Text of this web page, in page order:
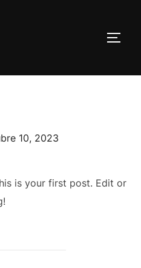
10, 2023
is your first post. Edit or